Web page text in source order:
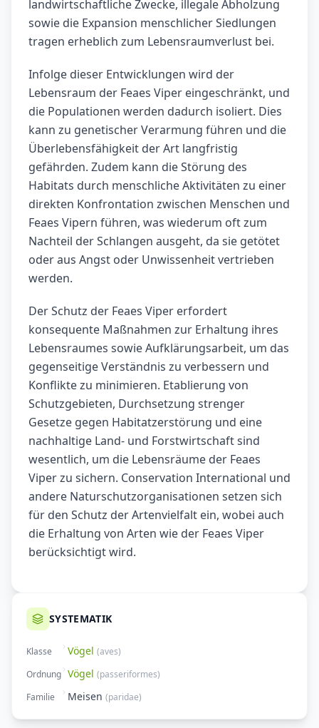
landwirtschaftliche Zwecke, illegale Abholzung
sowie die Expansion menschlicher Siedlungen
tragen erheblich zum Lebensraumverlust bei.
Infolge dieser Entwicklungen wird der
Lebensraum der Feaes Viper eingeschränkt, und
die Populationen werden dadurch isoliert. Dies
kann zu genetischer Verarmung führen und die
Überlebensfähigkeit der Art langfristig
gefährden. Zudem kann die Störung des
Habitats durch menschliche Aktivitäten zu einer
direkten Konfrontation zwischen Menschen und
Feaes Vipern führen, was wiederum oft zum
Nachteil der Schlangen ausgeht, da sie getötet
oder aus Angst oder Unwissenheit vertrieben
werden.
Der Schutz der Feaes Viper erfordert
konsequente Maßnahmen zur Erhaltung ihres
Lebensraumes sowie Aufklärungsarbeit, um das
gegenseitige Verständnis zu verbessern und
Konflikte zu minimieren. Etablierung von
Schutzgebieten, Durchsetzung strenger
Gesetze gegen Habitatzerstörung und eine
nachhaltige Land- und Forstwirtschaft sind
wesentlich, um die Lebensräume der Feaes
Viper zu sichern. Conservation International und
andere Naturschutzorganisationen setzen sich
für den Schutz der Artenvielfalt ein, wobei auch
die Erhaltung von Arten wie der Feaes Viper
berücksichtigt wird.
SYSTEMATIK
Klasse Vögel (aves)
Ordnung Vögel (passeriformes)
Familie
Meisen (paridae)